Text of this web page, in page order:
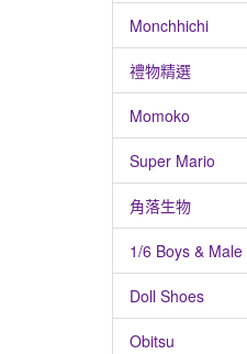
Monchhichi
禮物精選
Momoko
Super Mario
角落生物
1/6 Boys & Male
Doll Shoes
Obitsu